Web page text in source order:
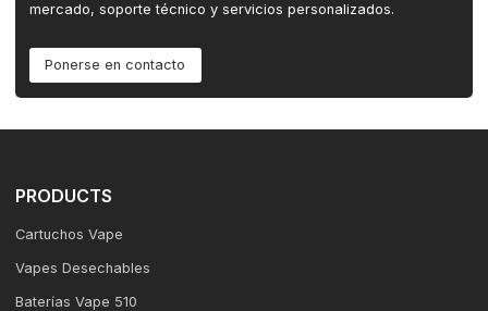
mercado, soporte técnico y servicios personalizados.
Ponerse en contacto
PRODUCTS
Cartuchos Vape
Vapes Desechables
Baterías Vape 510